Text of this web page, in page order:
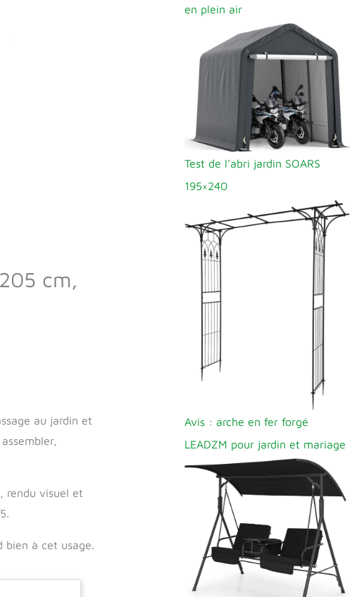
cm,
au jardin et
rendu visuel et
bien à cet usage.
en plein air
Test de l’abri jardin SOARS
195×240
Avis : arche en fer forgé
LEADZM pour jardin et mariage